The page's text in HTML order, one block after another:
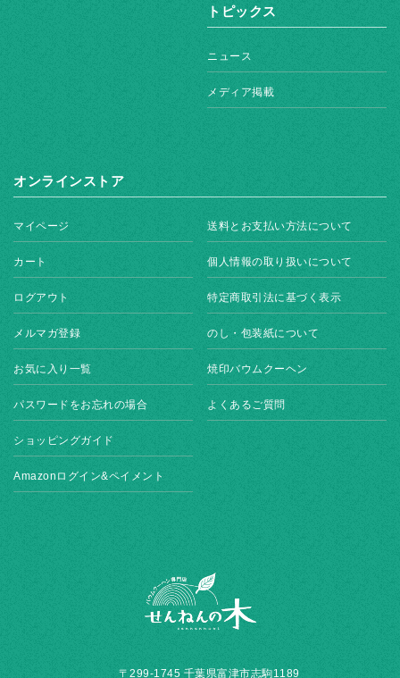
トピックス
ニュース
メディア掲載
オンラインストア
マイページ
カート
ログアウト
メルマガ登録
お気に入り一覧
パスワードをお忘れの場合
ショッピングガイド
Amazonログイン&ペイメント
送料とお支払い方法について
個人情報の取り扱いについて
特定商取引法に基づく表示
のし・包装紙について
焼印バウムクーヘン
よくあるご質問
〒299-1745 千葉県富津市志駒1189